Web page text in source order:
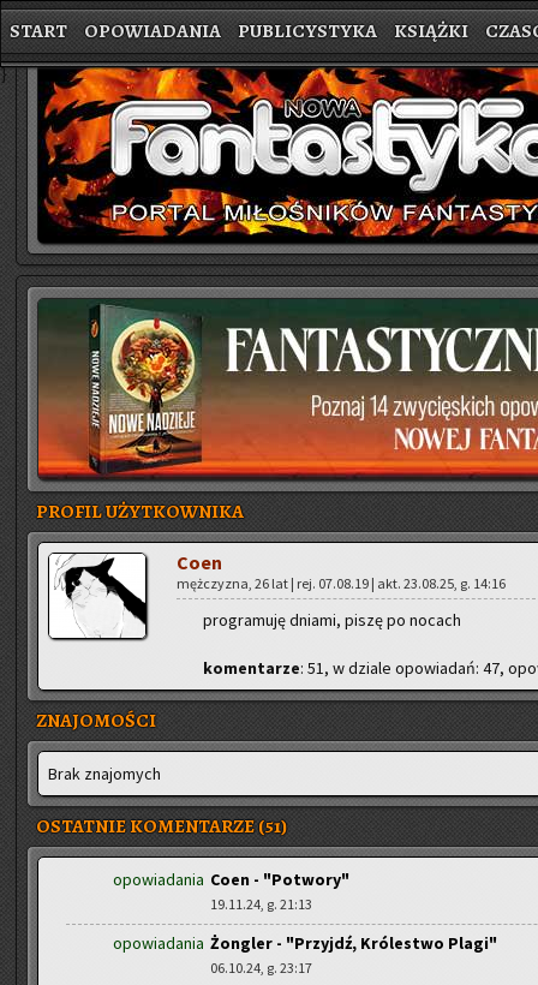
START OPOWIADANIA PUBLICYSTYKA KSIĄŻKI
}
PROFIL UŻYTKOWNIKA
Coen
męż­czy­zna, 26 lat | rej. 07.08.19 | akt. 23.08.25, g. 14:16
pro­gra­mu­ję dnia­mi, piszę po no­cach
ko­men­ta­rze: 51, w dzia­le opo­wia­dań: 47,
ZNAJOMOŚCI
Brak zna­jo­mych
OSTATNIE KOMENTARZE (51)
opowiadania Coen - "Potwory"
19.11.24, g. 21:13
opowiadania Żongler - "Przyjdź, Królestwo Plagi"
06.10.24, g. 23:17